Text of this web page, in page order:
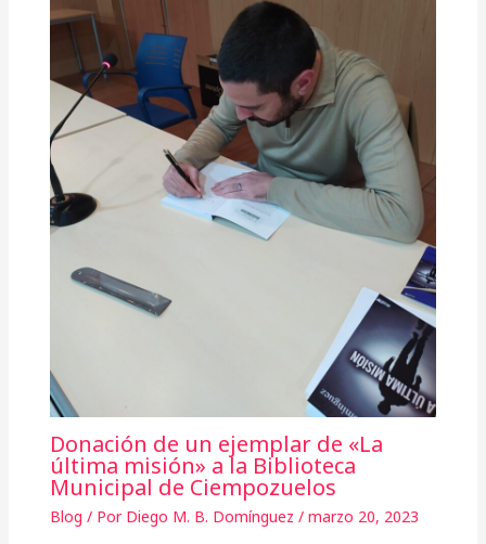
Donación de un ejemplar de «La
última misión» a la Biblioteca
Municipal de Ciempozuelos
Blog / Por Diego M. B. Domínguez / marzo 20, 2023